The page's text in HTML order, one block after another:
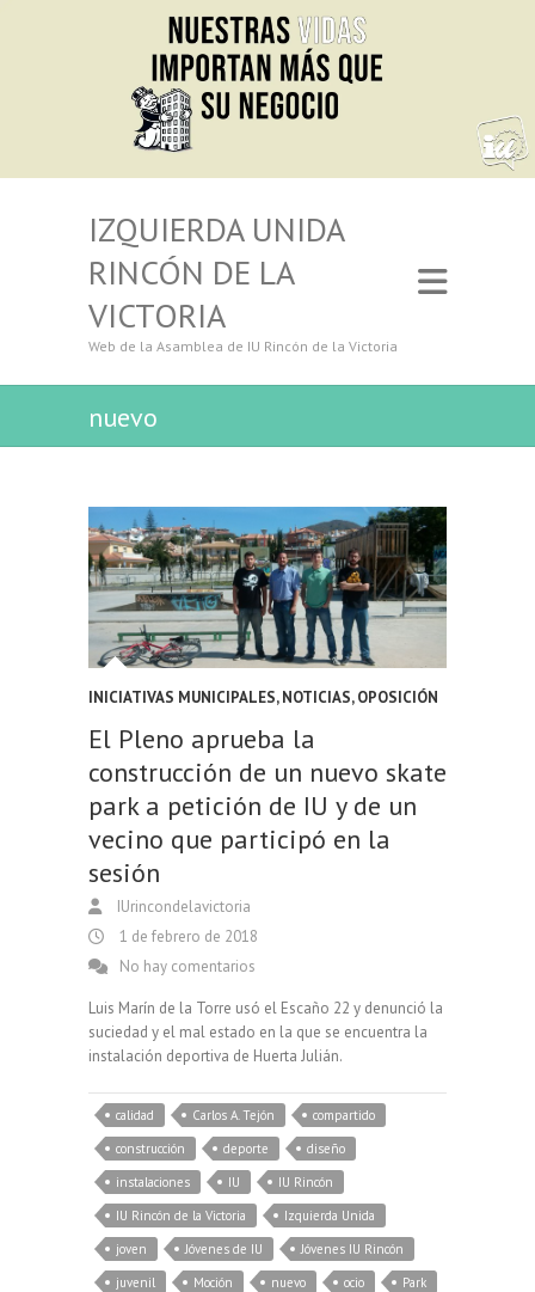
IZQUIERDA UNIDA
RINCÓN DE LA
VICTORIA
Web de la Asamblea de IU Rincón de la Victoria
nuevo
INICIATIVAS MUNICIPALES,NOTICIAS,OPOSICIÓN
El Pleno aprueba la
construcción de un nuevo skate
park a petición de IU y de un
vecino que participó en la
sesión
IUrincondelavictoria
1 de febrero de 2018
No hay comentarios
Luis Marín de la Torre usó el Escaño 22 y denunció la
suciedad y el mal estado en la que se encuentra la
instalación deportiva de Huerta Julián.
calidad Carlos A. Tejón
compartido
construcción
deporte
diseño
instalaciones
IU
IU Rincón
IU Rincón de la Victoria
Izquierda Unida
joven
Jóvenes de IU
Jóvenes IU Rincón
juvenil
Moción nuevo ocio
Park